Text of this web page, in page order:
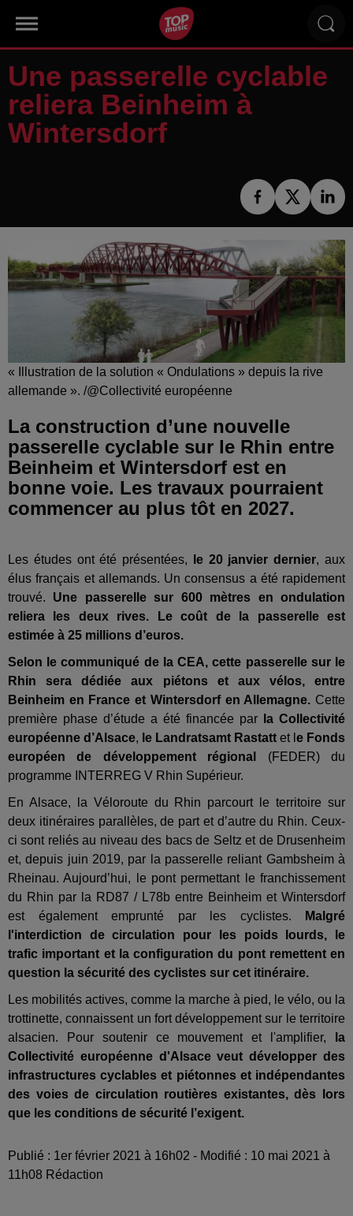
Une passerelle cyclable
reliera Beinheim à
Wintersdorf
« Illustration de la solution « Ondulations » depuis la rive
allemande ». /@Collectivité européenne
La construction d’une nouvelle
passerelle cyclable sur le Rhin entre
Beinheim et Wintersdorf est en
bonne voie. Les travaux pourraient
commencer au plus tôt en 2027.
Les études ont été présentées, le 20 janvier dernier, aux
élus français et allemands. Un consensus a été rapidement
trouvé. Une passerelle sur 600 mètres en ondulation
reliera les deux rives. Le coût de la passerelle est
estimée à 25 millions d’euros.
Selon le communiqué de la CEA, cette passerelle sur le
Rhin sera dédiée aux piétons et aux vélos, entre
Beinheim en France et Wintersdorf en Allemagne. Cette
première phase d’étude a été financée par
la Collectivité
européenne d’Alsace, le Landratsamt Rastatt et l e Fonds
européen de développement régional
(FEDER) du
programme INTERREG V Rhin Supérieur.
En Alsace, la Véloroute du Rhin parcourt le territoire sur
deux itinéraires parallèles, de part et d’autre du Rhin. Ceux-
ci sont reliés au niveau des bacs de Seltz et de Drusenheim
et, depuis juin 2019, par la passerelle reliant Gambsheim à
Rheinau. Aujourd’hui, le pont permettant le franchissement
du Rhin par la RD87 / L78b entre Beinheim et Wintersdorf
est également emprunté par les cyclistes.
Malgré
l'interdiction de circulation pour les poids lourds, le
trafic important et la configuration du pont remettent en
question la sécurité des cyclistes sur cet itinéraire.
Les mobilités actives, comme la marche à pied, le vélo, ou la
trottinette, connaissent un fort développement sur le territoire
alsacien. Pour soutenir ce mouvement et l'amplifier,
la
Collectivité européenne d'Alsace veut développer des
infrastructures cyclables et piétonnes et indépendantes
des voies de circulation routières existantes, dès lors
que les conditions de sécurité l’exigent.
Publié : 1er février 2021 à 16h02 - Modifié : 10 mai 2021 à
11h08 Rédaction